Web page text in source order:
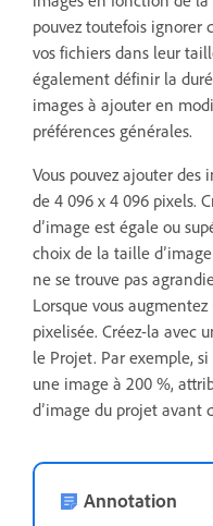
pouvez toutefois ignorer
vos fichiers dans leur
également définir la
images à ajouter en
préférences générales.
Vous pouvez ajouter des
de 4 096 x 4 096 pixels.
d’image est égale ou
choix de la taille
ne se trouve pas
Lorsque vous
pixelisée. Créez-la avec
le Projet. Par exemple,
une image à 200 %,
d’image du projet avant
Annotation